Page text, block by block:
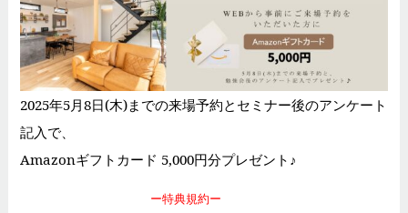
2025年5月8日(木)までの来場予約とセミナー後のアンケート
記入で、
Amazonギフトカード 5,000円分プレゼント♪
ー特典規約ー